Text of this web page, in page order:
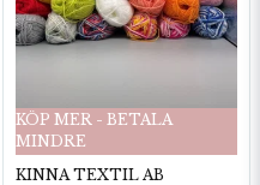
KÖP MER - BETALA
MINDRE
KINNA TEXTIL AB